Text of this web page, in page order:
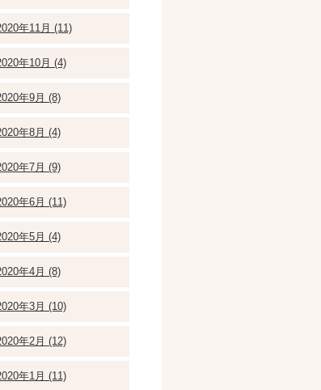
年11月 (11)
年10月 (4)
年9月 (8)
年8月 (4)
年7月 (9)
年6月 (11)
年5月 (4)
年4月 (8)
年3月 (10)
年2月 (12)
年1月 (11)